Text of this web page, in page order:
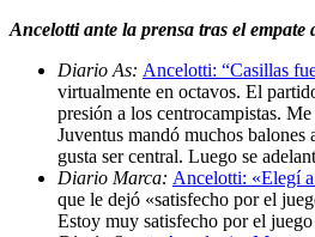
Ancelotti ante la prensa tras el empate
Diario As: Ancelotti: “Casillas
virtualmente en octavos. El
presión a los centrocampistas.
Juventus mandó muchos
gusta ser central. Luego se
Diario Marca: Ancelotti: «Elegí
que le dejó «satisfecho por el
Estoy muy satisfecho por el